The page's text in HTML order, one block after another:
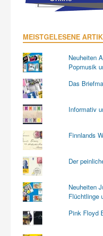
MEISTGELESENE
Neuheiten
Popmusik
Das
Informativ
Finnlands
Der
Neuheiten
Flüchtlinge
Pink Floyd